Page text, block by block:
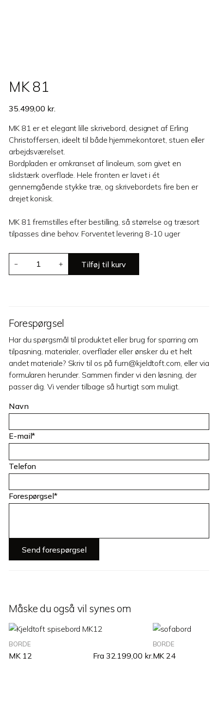
MK 81
35.499,00 kr.
MK 81 er et elegant lille skrivebord, designet af Erling
Christoffersen, ideelt til både hjemmekontoret, stuen eller
arbejdsværelset.
Bordpladen er omkranset af linoleum, som givet en
slidstærk overflade. Hele fronten er lavet i ét
gennemgående stykke træ, og skrivebordets fire ben er
drejet konisk.
MK 81 fremstilles efter bestilling, så størrelse og træsort
tilpasses dine behov. Forventet levering 8-10 uger
－ ＋ Tilføj til kurv
Forespørgsel
Har du spørgsmål til produktet eller brug for sparring om
tilpasning, materialer, overflader eller ønsker du et helt
andet materiale? Skriv til os på furn@kjeldtoft.com, eller via
formularen herunder. Sammen finder vi den løsning, der
passer dig. Vi vender tilbage så hurtigt som muligt.
Navn
E-mail*
Telefon
Forespørgsel*
Måske du også vil synes om
BORDE
MK 12 Fra 32.199,00 kr.
BORDE
MK 24